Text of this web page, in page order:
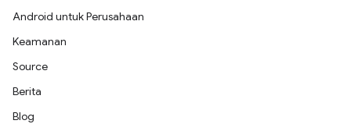
Android untuk Perusahaan
Keamanan
Source
Berita
Blog